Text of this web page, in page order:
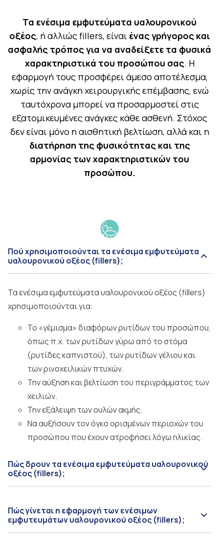
Τα ενέσιμα εμφυτεύματα υαλουρονικού
οξέος, ή αλλιώς fillers, είναι ένας γρήγορος και
ασφαλής τρόπος για να αναδείξετε τα φυσικά
χαρακτηριστικά του προσώπου σας. Η
εφαρμογή τους προσφέρει άμεσο αποτέλεσμα,
χωρίς την ανάγκη χειρουργικής επέμβασης, ενώ
ταυτόχρονα μπορεί να προσαρμοστεί στις
εξατομικευμένες ανάγκες κάθε ασθενή. Στόχος
δεν είναι μόνο η αισθητική βελτίωση, αλλά και η
διατήρηση της φυσικότητας και της
αρμονίας των χαρακτηριστικών του
προσώπου.
Πού χρησιμοποιούνται τα ενέσιμα εμφυτεύματα
υαλουρονικού οξέος (fillers);
Τα ενέσιμα εμφυτεύματα υαλουρονικού οξέος (fillers)
χρησιμοποιούνται για:
Το «γέμισμα» διαφόρων ρυτίδων του προσώπου,
όπως π.χ. των ρυτίδων γύρω από το στόμα
(ρυτίδες καπνιστού), των ρυτίδων γέλιου και
των ρινοχειλικών πτυχών.
Την αύξηση και βελτίωση του περιγράμματος των
χειλιών.
Την εξάλειψη των ουλών ακμής.
Να αυξήσουν τον όγκο ορισμένων περιοχών του
προσώπου που έχουν ατροφήσει λόγω ηλικίας.
Πώς δρουν τα ενέσιμα εμφυτεύματα υαλουρονικού
οξέος (fillers);
Πώς γίνεται η εφαρμογή των ενέσιμων
εμφυτευμάτων υαλουρονικού οξέος (fillers);